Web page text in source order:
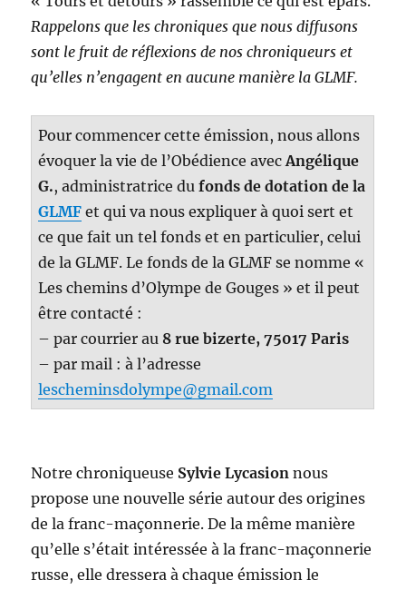
Rappelons que les chroniques que nous diffusons
sont le fruit de réflexions de nos chroniqueurs et
qu’elles n’engagent en aucune manière la GLMF.
Pour commencer cette émission, nous allons
évoquer la vie de l’Obédience avecAngélique
G., administratrice dufonds de dotation de la
GLMF et qui va nous expliquer à quoi sert et
ce que fait un tel fonds et en particulier, celui
de la GLMF. Le fonds de la GLMF se nomme «
Les chemins d’Olympe de Gouges » et il peut
être contacté :
– par courrier au 8 rue bizerte, 75017 Paris
– par mail : à l’adresse
lescheminsdolympe@gmail.com
Notre chroniqueuse Sylvie Lycasion nous
propose une nouvelle série autour des origines
de la franc-maçonnerie. De la même manière
qu’elle s’était intéressée à la franc-maçonnerie
russe, elle dressera à chaque émission le